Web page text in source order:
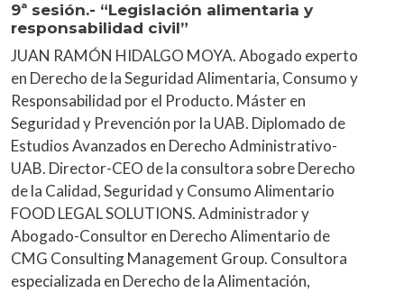
9ª sesión.- “Legislación alimentaria y
responsabilidad civil”
JUAN RAMÓN HIDALGO MOYA. Abogado experto
en Derecho de la Seguridad Alimentaria, Consumo y
Responsabilidad por el Producto. Máster en
Seguridad y Prevención por la UAB. Diplomado de
Estudios Avanzados en Derecho Administrativo-
UAB. Director-CEO de la consultora sobre Derecho
de la Calidad, Seguridad y Consumo Alimentario
FOOD LEGAL SOLUTIONS. Administrador y
Abogado-Consultor en Derecho Alimentario de
CMG Consulting Management Group. Consultora
especializada en Derecho de la Alimentación,